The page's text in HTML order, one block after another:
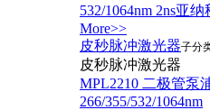
532/1064nm 2ns亚
More>>
皮秒脉冲激光器子分
皮秒脉冲激光器
​MPL2210 二极管泵
266/355/532/1064nm